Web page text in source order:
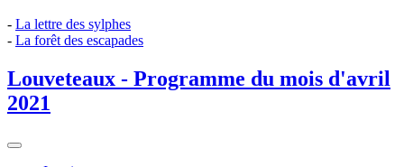
- La lettre des sylphes
- La forêt des escapades
Louveteaux - Programme du mois d'avril
2021